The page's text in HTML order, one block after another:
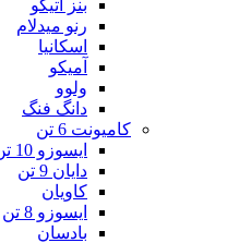
بنز آتیکو
رنو میدلام
اسکانیا
آمیکو
ولوو
دانگ فنگ
کامیونت 6 تن
ایسوزو 10 تن
دایان 9 تن
کاویان
ایسوزو 8 تن
بادسان